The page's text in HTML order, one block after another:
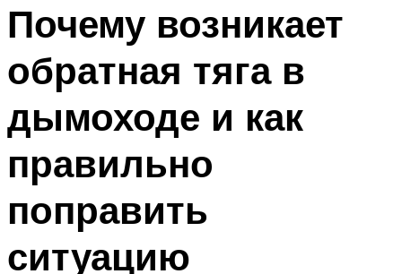
Почему возникает
обратная тяга в
дымоходе и как
правильно
поправить
ситуацию